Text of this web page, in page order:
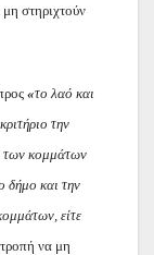
στηριχτούν
«το λαό και
την
των κομμάτων
δήμο και την
είτε
να μη